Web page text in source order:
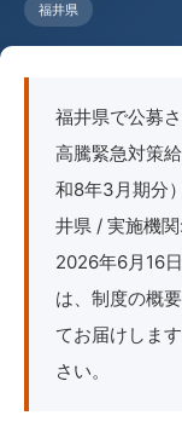
福井県
福井県で公募
高騰緊急対策
和8年3月期分
井県 / 実施機
2026年6月16
は、制度の概
てお届けしま
さい。